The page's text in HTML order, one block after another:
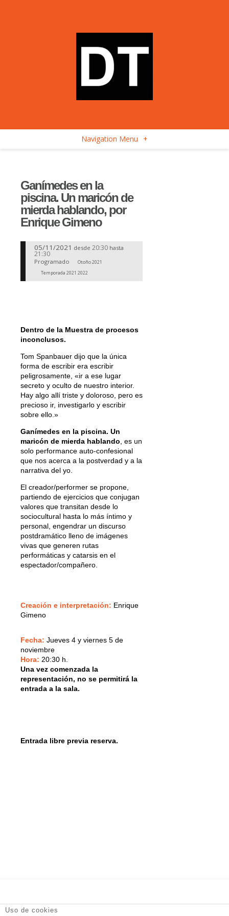
Navigation Menu +
Ganímedes en la
piscina. Un maricón de
mierda hablando, por
Enrique Gimeno
05/11/2021 desde 20:30 hasta
21:30
Programado
Otoño 2021
Temporada 2021 2022
Dentro de la Muestra de procesos
inconclusos.
Tom Spanbauer dijo que la única
forma de escribir era escribir
peligrosamente, «ir a ese lugar
secreto y oculto de nuestro interior.
Hay algo allí triste y doloroso, pero es
precioso ir, investigarlo y escribir
sobre ello.»
Ganímedes en la piscina. Un
maricón de mierda hablando , es un
solo performance auto-confesional
que nos acerca a la postverdad y a la
narrativa del yo.
El creador/performer se propone,
partiendo de ejercicios que conjugan
valores que transitan desde lo
sociocultural hasta lo más íntimo y
personal, engendrar un discurso
postdramático lleno de imágenes
vivas que generen rutas
performáticas y catarsis en el
espectador/compañero.
Creación e interpretación: Enrique
Gimeno
Fecha: Jueves 4 y viernes 5 de
noviembre
Hora: 20:30 h.
Una vez comenzada la
representación, no se permitirá la
entrada a la sala.
Entrada libre previa reserva.
DT Espacio Escénico- Calle de la Reina, 9 28004 Madrid -
Uso de cookies